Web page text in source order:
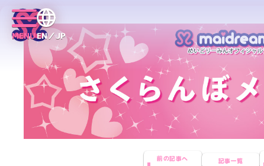
MENUEN／JP
前の記事へ 記事一覧